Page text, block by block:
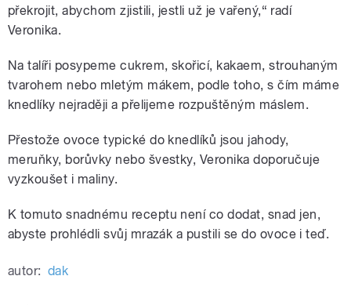
překrojit, abychom zjistili, jestli už je vařený,“ radí
Veronika.
Na talíři posypeme cukrem, skořicí, kakaem, strouhaným
tvarohem nebo mletým mákem, podle toho, s čím máme
knedlíky nejraději a přelijeme rozpuštěným máslem.
Přestože ovoce typické do knedlíků jsou jahody,
meruňky, borůvky nebo švestky, Veronika doporučuje
vyzkoušet i maliny.
K tomuto snadnému receptu není co dodat, snad jen,
abyste prohlédli svůj mrazák a pustili se do ovoce i teď.
autor: dak